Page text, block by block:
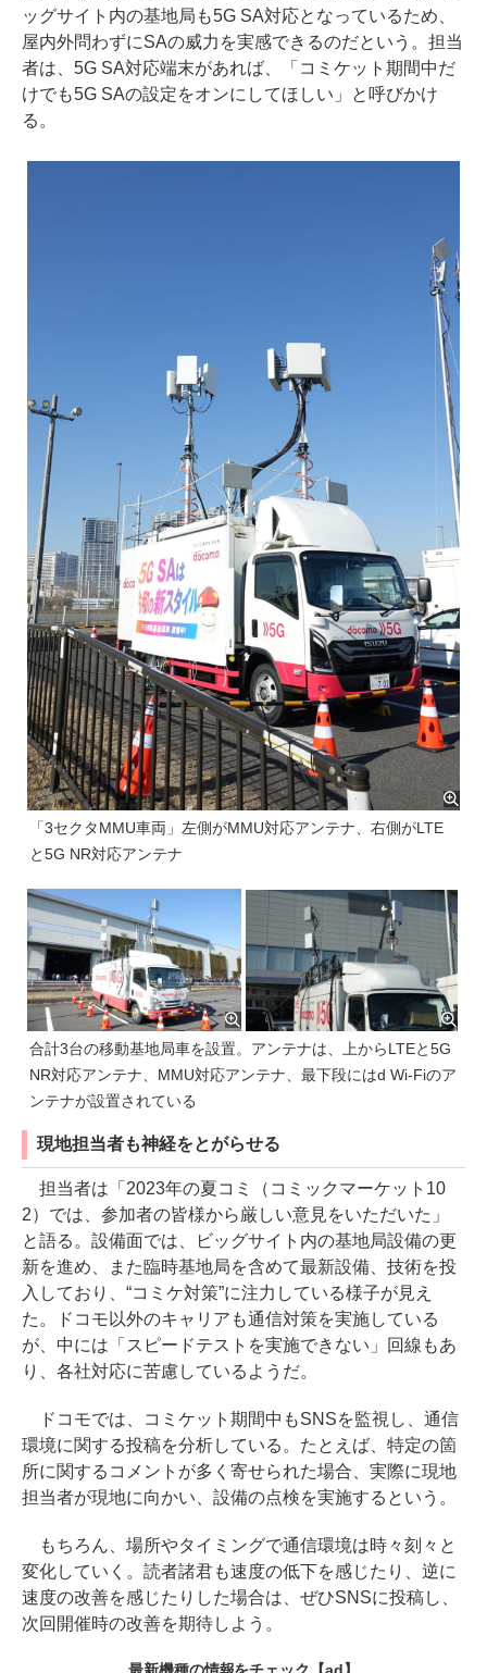
ッグサイト内の基地局も5G SA対応となっているため、
屋内外問わずにSAの威力を実感できるのだという。担当
者は、5G SA対応端末があれば、「コミケット期間中だ
けでも5G SAの設定をオンにしてほしい」と呼びかけ
る。
「3セクタMMU車両」左側がMMU対応アンテナ、右側がLTE
と5G NR対応アンテナ
合計3台の移動基地局車を設置。アンテナは、上からLTEと5G
NR対応アンテナ、MMU対応アンテナ、最下段にはd Wi-Fiのア
ンテナが設置されている
現地担当者も神経をとがらせる
担当者は「2023年の夏コミ（コミックマーケット10
2）では、参加者の皆様から厳しい意見をいただいた」
と語る。設備面では、ビッグサイト内の基地局設備の更
新を進め、また臨時基地局を含めて最新設備、技術を投
入しており、“コミケ対策”に注力している様子が見え
た。ドコモ以外のキャリアも通信対策を実施している
が、中には「スピードテストを実施できない」回線もあ
り、各社対応に苦慮しているようだ。
ドコモでは、コミケット期間中もSNSを監視し、通信
環境に関する投稿を分析している。たとえば、特定の箇
所に関するコメントが多く寄せられた場合、実際に現地
担当者が現地に向かい、設備の点検を実施するという。
もちろん、場所やタイミングで通信環境は時々刻々と
変化していく。読者諸君も速度の低下を感じたり、逆に
速度の改善を感じたりした場合は、ぜひSNSに投稿し、
次回開催時の改善を期待しよう。